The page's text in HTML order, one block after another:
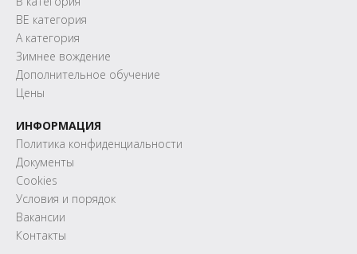
BE категория
A категория
Зимнее вождение
Дополнительное обучение
Цены
ИНФОРМАЦИЯ
Политика конфиденциальности
Документы
Cookies
Условия и порядок
Вакансии
Контакты